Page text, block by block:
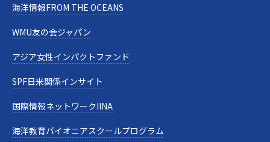
海洋情報FROM THE OCEANS
WMU友の会ジャパン
アジア女性インパクトファンド
SPF日米関係インサイト
国際情報ネットワークIINA
海洋教育パイオニアスクールプログラム